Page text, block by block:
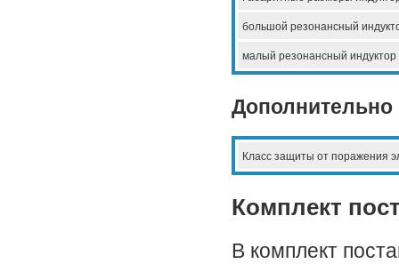
большой резонансный
малый резонансный индуктор
Дополнительно
Класс защиты от поражения
Комплект
В комплект